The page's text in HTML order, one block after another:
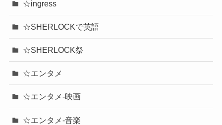
☆ingress
☆SHERLOCKで英語
☆SHERLOCK祭
☆エンタメ
☆エンタメ-映画
☆エンタメ-音楽